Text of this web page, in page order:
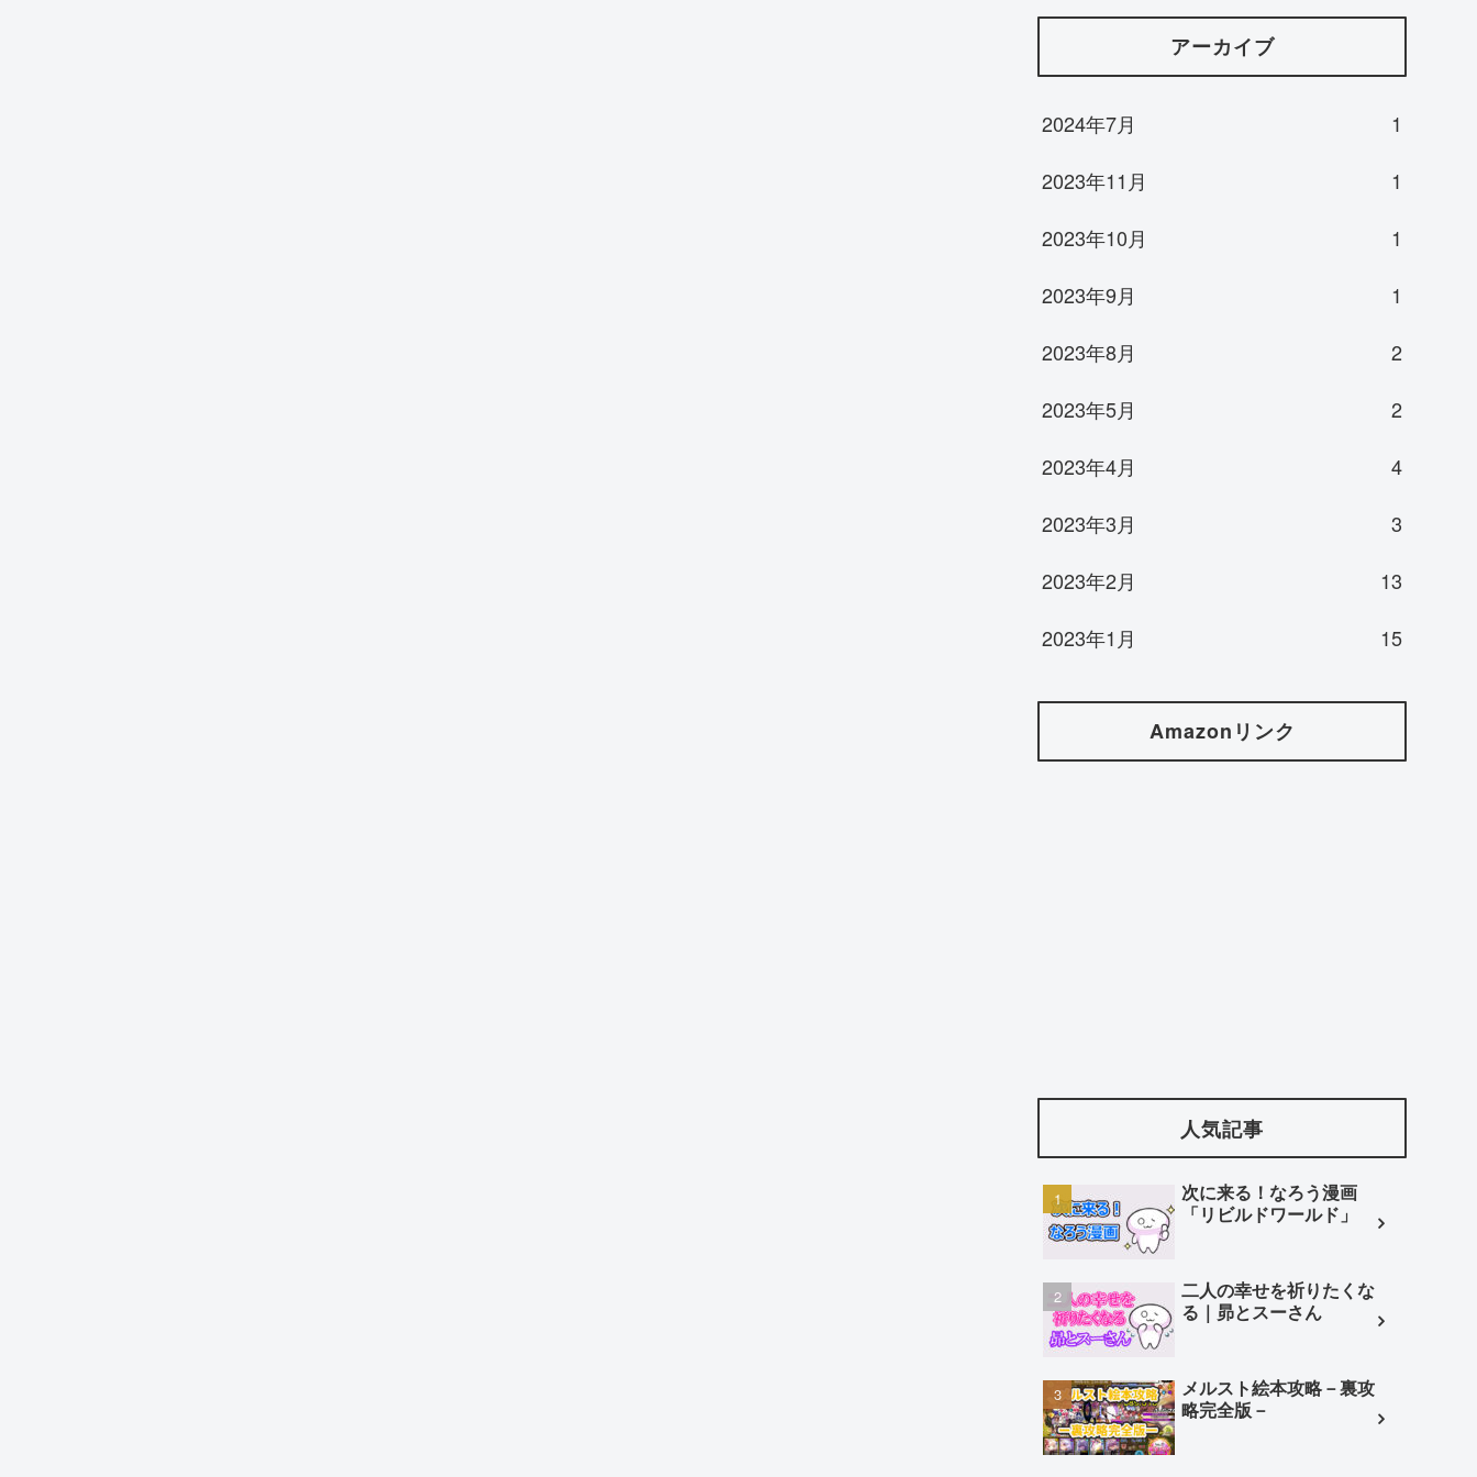
アーカイブ
2024年7月
1
2023年11月
1
2023年10月
1
2023年9月
1
2023年8月
2
2023年5月
2
2023年4月
4
2023年3月
3
2023年2月
13
2023年1月
15
Amazonリンク
人気記事
次に来る！なろう漫画
「リビルドワールド」
二人の幸せを祈りたくな
る｜昴とスーさん
メルスト絵本攻略－裏攻
略完全版－